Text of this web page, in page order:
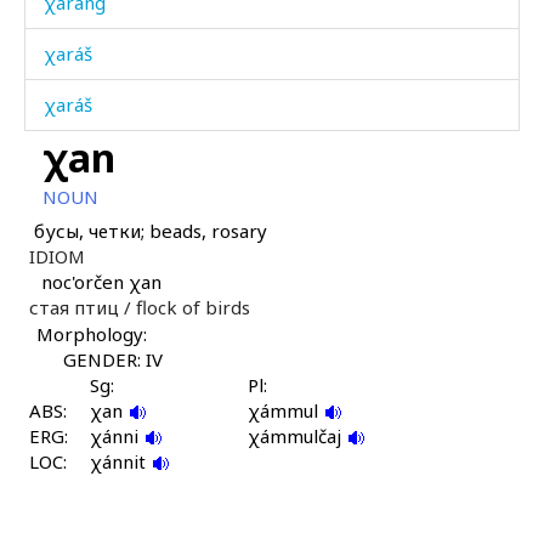
χaráš
χaráš
χarášdut
χarášdut
χaráːši
χaráχut
χaráχut
χasíjat
χat
χan
NOUN
бусы, четки; beads, rosary
IDIOM
noc'orčen χan
стая птиц / flock of birds
Morphology:
GENDER: IV
Sg:
Pl:
ABS:
χan
χámmul
ERG:
χánni
χámmulčaj
LOC:
χánnit